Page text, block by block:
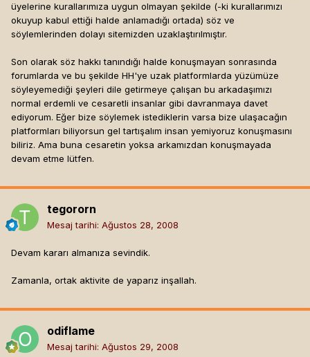
üyelerine kurallarımıza uygun olmayan şekilde (-ki kurallarımızı
okuyup kabul ettiği halde anlamadığı ortada) söz ve
söylemlerinden dolayı sitemizden uzaklaştırılmıştır.
Son olarak söz hakkı tanındığı halde konuşmayan sonrasında
forumlarda ve bu şekilde HH'ye uzak platformlarda yüzümüze
söyleyemediği şeyleri dile getirmeye çalışan bu arkadaşımızı
normal erdemli ve cesaretli insanlar gibi davranmaya davet
ediyorum. Eğer bize söylemek istediklerin varsa bize ulaşacağın
platformları biliyorsun gel tartışalım insan yemiyoruz konuşmasını
biliriz. Ama buna cesaretin yoksa arkamızdan konuşmayada
devam etme lütfen.
tegororn
Mesaj tarihi: Ağustos 28, 2008
Devam kararı almanıza sevindik.
Zamanla, ortak aktivite de yaparız inşallah.
odiflame
Mesaj tarihi: Ağustos 29, 2008